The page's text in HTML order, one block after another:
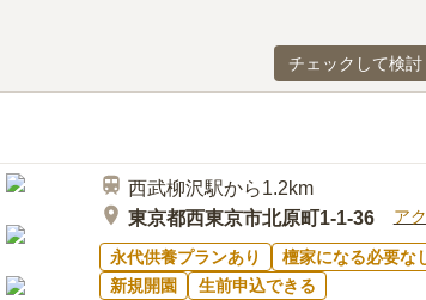
チェックして検
西武柳沢駅から1.2km
東京都西東京市北原町1-1-36
ア
永代供養プランあり 檀家になる必要な
新規開園
生前申込できる